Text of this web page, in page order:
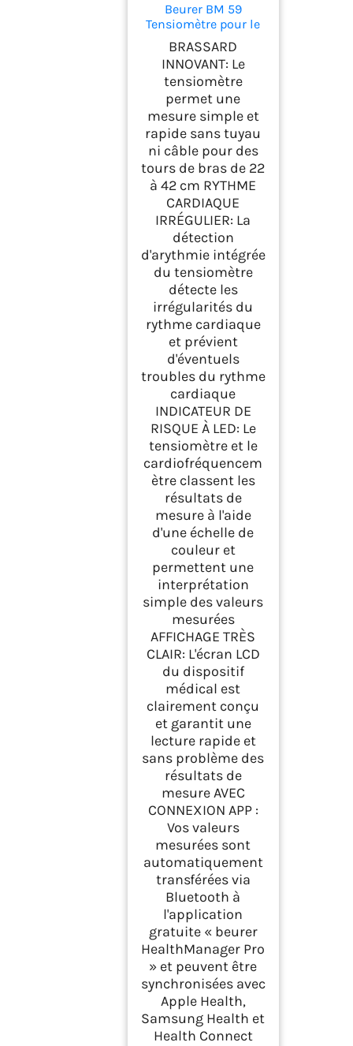
Beurer BM 59
Tensiomètre pour le
bras, brassard sans
tuyaux ni câbles,
indicateur de risque
à LED, détection
d'arythmie, brassard
22-42 cm, avec
application, transfert
de données vers
Apple Health
BRASSARD
INNOVANT: Le
tensiomètre
permet une
mesure simple et
rapide sans tuyau
ni câble pour des
tours de bras de 22
à 42 cm RYTHME
CARDIAQUE
IRRÉGULIER: La
détection
d'arythmie intégrée
du tensiomètre
détecte les
irrégularités du
rythme cardiaque
et prévient
d'éventuels
troubles du rythme
cardiaque
INDICATEUR DE
RISQUE À LED: Le
tensiomètre et le
cardiofréquencem
ètre classent les
résultats de
mesure à l'aide
d'une échelle de
couleur et
permettent une
interprétation
simple des valeurs
mesurées
AFFICHAGE TRÈS
CLAIR: L'écran LCD
du dispositif
médical est
clairement conçu
et garantit une
lecture rapide et
sans problème des
résultats de
mesure AVEC
CONNEXION APP :
Vos valeurs
mesurées sont
automatiquement
transférées via
Bluetooth à
l'application
gratuite « beurer
HealthManager Pro
» et peuvent être
synchronisées avec
Apple Health,
Samsung Health et
Health Connect